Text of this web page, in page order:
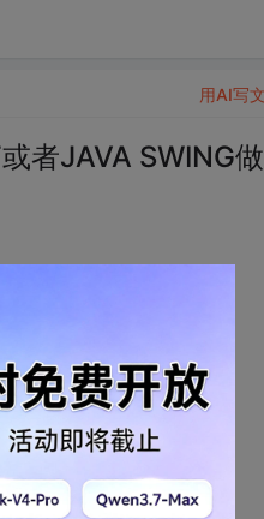
者JAVA SWING做
用AI写